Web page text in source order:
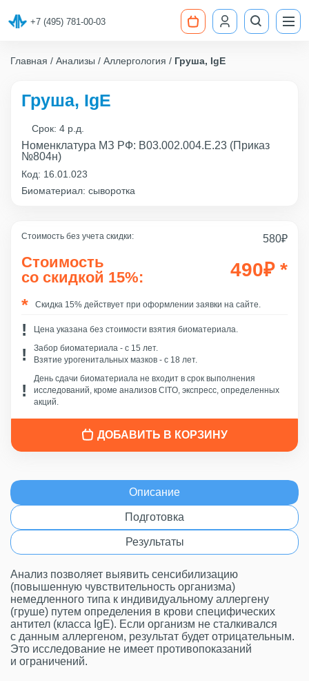
+7 (495) 781-00-03
Главная Анализы Аллергология Груша, IgE
Стоимость без учета скидки: 580₽
Стоимость
со скидкой 15%:
490₽ *
Скидка 15% действует при оформлении заявки на сайте.
Цена указана без стоимости взятия биоматериала.
Забор биоматериала - c 15 лет.
Взятие урогенитальных мазков - с 18 лет.
День сдачи биоматериала не входит в срок выполнения
исследований, кроме анализов CITO, экспресс, определенных
акций.
ДОБАВИТЬ В КОРЗИНУ
Груша, IgE
Срок: 4 р.д.
Номенклатура МЗ РФ: B03.002.004.Е.23 (Приказ
№804н)
Код: 16.01.023
Биоматериал: сыворотка
Описание
Подготовка
Результаты
Анализ позволяет выявить сенсибилизацию
(повышенную чувствительность организма)
немедленного типа к индивидуальному аллергену
(груше) путем определения в крови специфических
антител (класса IgE). Если организм не сталкивался
с данным аллергеном, результат будет отрицательным.
Это исследование не имеет противопоказаний
и ограничений.